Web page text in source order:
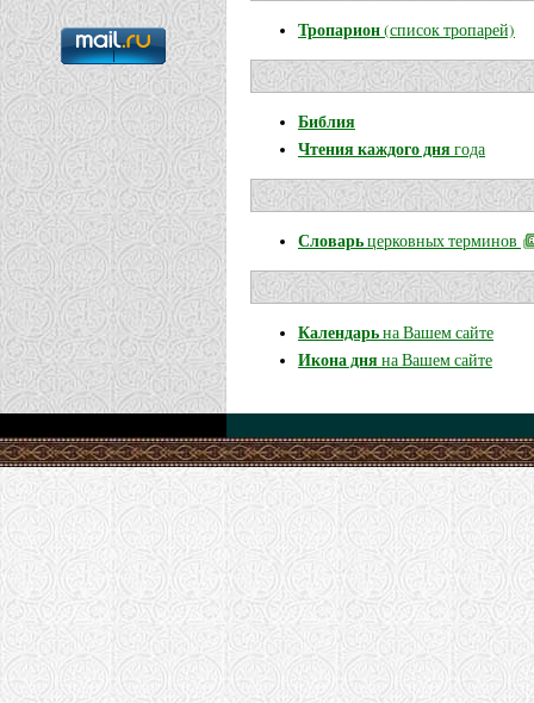
Тропарион(список тропарей)
Библия
Чтения каждого днягода
Словарьцерковных терминов
Календарьна Вашем сайте
Икона дняна Вашем сайте